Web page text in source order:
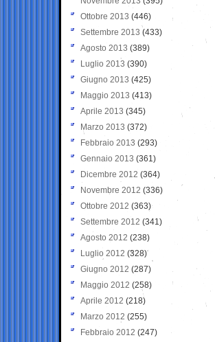
Ottobre 2013 (446)
Settembre 2013 (433)
Agosto 2013 (389)
Luglio 2013 (390)
Giugno 2013 (425)
Maggio 2013 (413)
Aprile 2013 (345)
Marzo 2013 (372)
Febbraio 2013 (293)
Gennaio 2013 (361)
Dicembre 2012 (364)
Novembre 2012 (336)
Ottobre 2012 (363)
Settembre 2012 (341)
Agosto 2012 (238)
Luglio 2012 (328)
Giugno 2012 (287)
Maggio 2012 (258)
Aprile 2012 (218)
Marzo 2012 (255)
Febbraio 2012 (247)